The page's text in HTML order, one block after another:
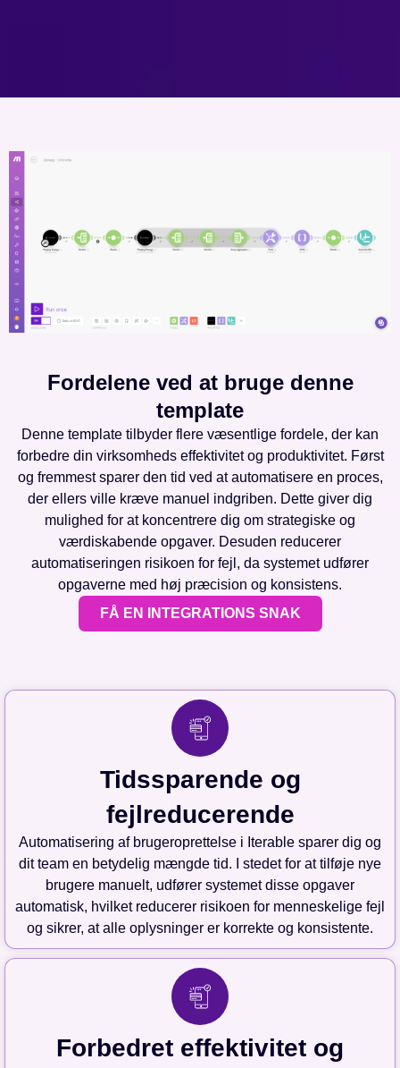
Fordelene ved at bruge denne
template
Denne template tilbyder flere væsentlige fordele, der kan
forbedre din virksomheds effektivitet og produktivitet. Først
og fremmest sparer den tid ved at automatisere en proces,
der ellers ville kræve manuel indgriben. Dette giver dig
mulighed for at koncentrere dig om strategiske og
værdiskabende opgaver. Desuden reducerer
automatiseringen risikoen for fejl, da systemet udfører
opgaverne med høj præcision og konsistens.
FÅ EN INTEGRATIONS SNAK
Tidssparende og
fejlreducerende
Automatisering af brugeroprettelse i Iterable sparer dig og
dit team en betydelig mængde tid. I stedet for at tilføje nye
brugere manuelt, udfører systemet disse opgaver
automatisk, hvilket reducerer risikoen for menneskelige fejl
og sikrer, at alle oplysninger er korrekte og konsistente.
Forbedret effektivitet og